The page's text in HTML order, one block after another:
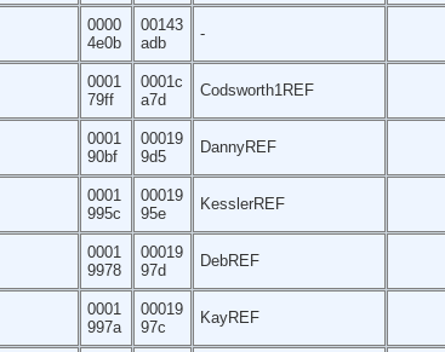
0000
4e0b
00143
adb
-
0001
79ff
0001c
a7d
Codsworth1REF
0001
90bf
00019
9d5
DannyREF
0001
995c
00019
95e
KesslerREF
0001
9978
00019
97d
DebREF
0001
997a
00019
97c
KayREF